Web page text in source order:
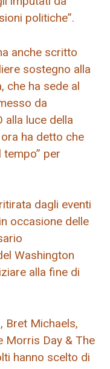
politiche”.
anche scritto
sostegno alla
che ha sede al
da
alla luce della
ha detto che
tempo” per
dagli eventi
occasione delle
Washington
alla fine di
Bret Michaels,
Morris Day & The
hanno scelto di